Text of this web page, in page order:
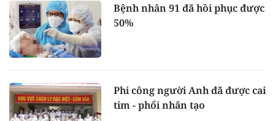
Bệnh nhân 91 đã hồi phục được
50%
Phi công người Anh đã được cai
tim - phổi nhân tạo